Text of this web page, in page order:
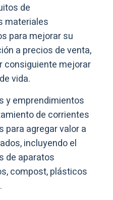
de
materiales
para mejorar su
a precios de venta,
consiguiente mejorar
vida.
y emprendimientos
de corrientes
para agregar valor a
incluyendo el
de aparatos
compost, plásticos